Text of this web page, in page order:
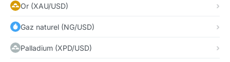
Or (XAU/USD)
Gaz naturel (NG/USD)
Palladium (XPD/USD)